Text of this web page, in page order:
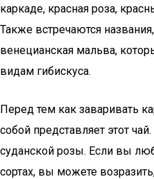
каркаде, красная роза,
Также встречаются
венецианская мальва,
видам гибискуса.
Перед тем как заваривать
собой представляет этот
суданской розы. Если вы
сортах, вы можете